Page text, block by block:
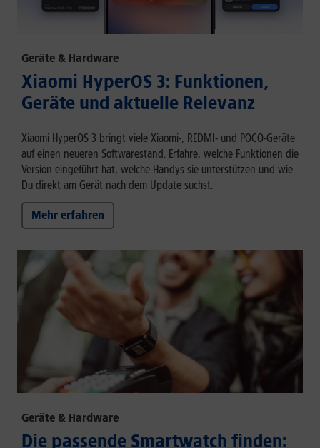
Geräte & Hardware
Xiaomi HyperOS 3: Funktionen,
Geräte und aktuelle Relevanz
Xiaomi HyperOS 3 bringt viele Xiaomi-, REDMI- und POCO-Geräte
auf einen neueren Softwarestand. Erfahre, welche Funktionen die
Version eingeführt hat, welche Handys sie unterstützen und wie
Du direkt am Gerät nach dem Update suchst.
Mehr erfahren
Geräte & Hardware
Die passende Smartwatch finden: